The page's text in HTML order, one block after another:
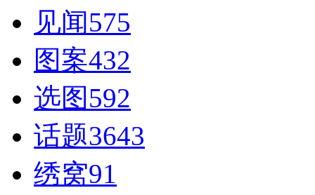
见闻575
图案432
选图592
话题3643
绣窝91